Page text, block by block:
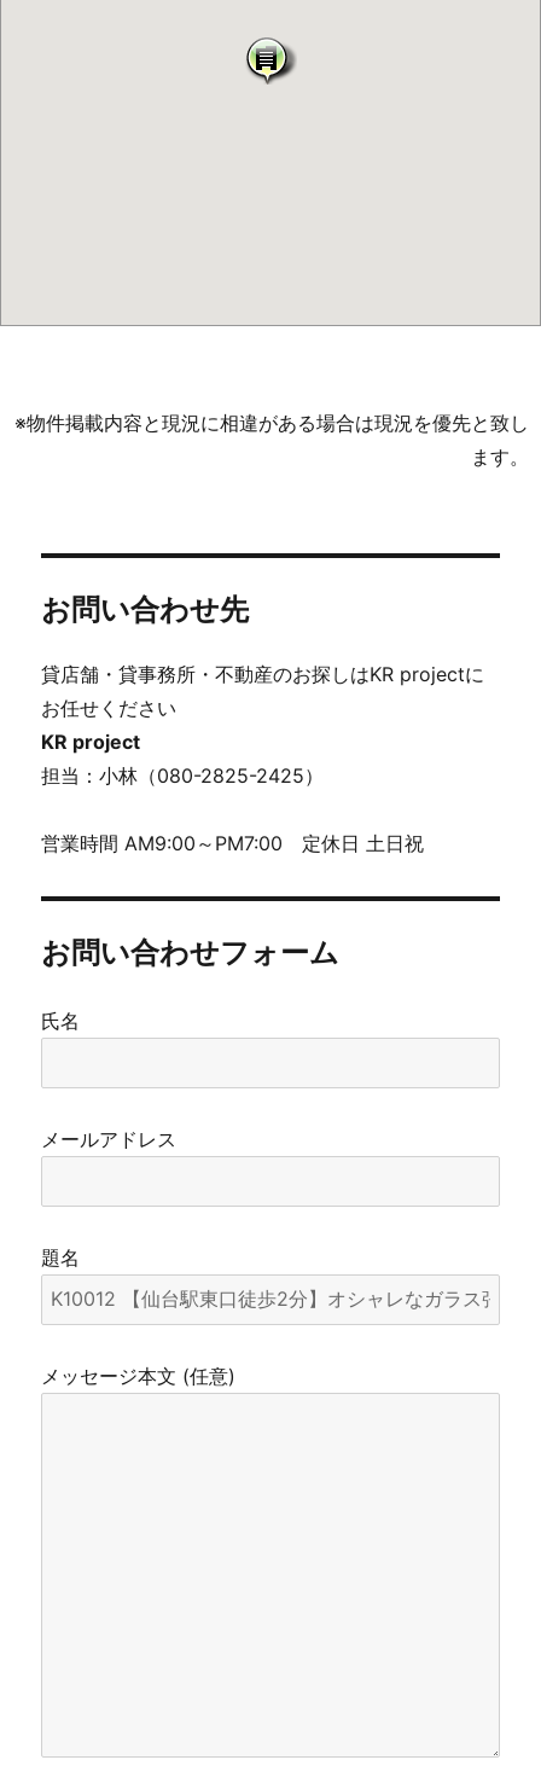
※物件掲載内容と現況に相違がある場合は現況を優先と致し
ます。
お問い合わせ先
貸店舗・貸事務所・不動産のお探しはKR projectに
お任せください
KR project
担当：小林（080-2825-2425）
営業時間 AM9:00～PM7:00 定休日 土日祝
お問い合わせフォーム
氏名
メールアドレス
題名
メッセージ本文 (任意)